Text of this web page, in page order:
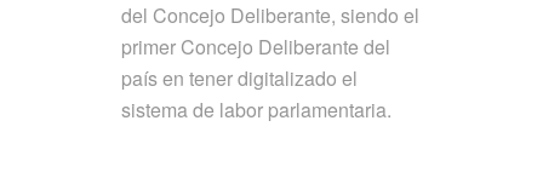
del Concejo Deliberante, siendo el
primer Concejo Deliberante del
país en tener digitalizado el
sistema de labor parlamentaria.